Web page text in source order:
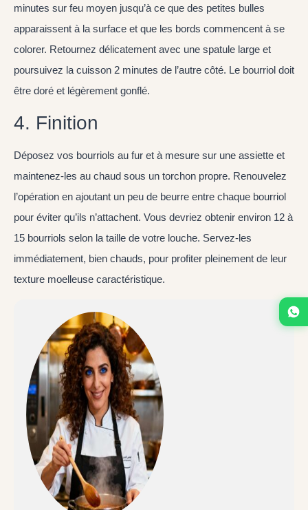
minutes sur feu moyen jusqu’à ce que des petites bulles
apparaissent à la surface et que les bords commencent à se
colorer. Retournez délicatement avec une spatule large et
poursuivez la cuisson 2 minutes de l’autre côté. Le bourriol doit
être doré et légèrement gonflé.
4. Finition
Déposez vos bourriols au fur et à mesure sur une assiette et
maintenez-les au chaud sous un torchon propre. Renouvelez
l’opération en ajoutant un peu de beurre entre chaque bourriol
pour éviter qu’ils n’attachent. Vous devriez obtenir environ 12 à
15 bourriols selon la taille de votre louche. Servez-les
immédiatement, bien chauds, pour profiter pleinement de leur
texture moelleuse caractéristique.